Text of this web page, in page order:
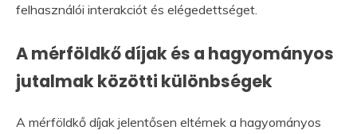
felhasználói interakciót és elégedettséget.
A mérföldkő díjak és a hagyományos
jutalmak közötti különbségek
A mérföldkő díjak jelentősen eltérnek a hagyományos